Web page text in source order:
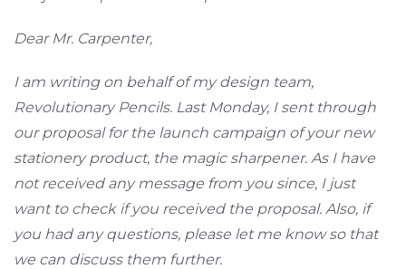
Dear Mr. Carpenter,
I am writing on behalf of my design team,
Revolutionary Pencils. Last Monday, I sent through
our proposal for the launch campaign of your new
stationery product, the magic sharpener. As I have
not received any message from you since, I just
want to check if you received the proposal. Also, if
you had any questions, please let me know so that
we can discuss them further.